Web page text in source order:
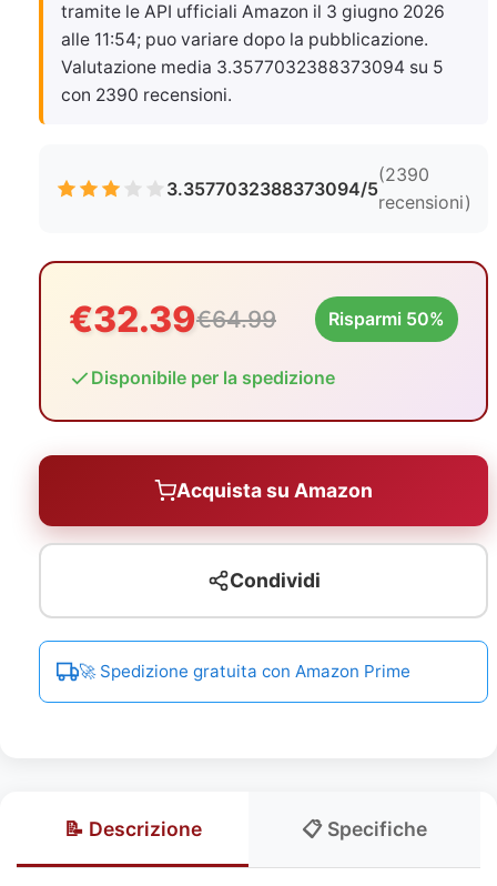
tramite le API ufficiali Amazon il 3 giugno 2026
alle 11:54; puo variare dopo la pubblicazione.
Valutazione media 3.3577032388373094 su 5
con 2390 recensioni.
3.3577032388373094/5
(2390
recensioni)
€32.39€64.99 Risparmi 50%
Disponibile per la spedizione
Acquista su Amazon
Condividi
🚀 Spedizione gratuita con Amazon Prime
📝 Descrizione 📋 Specifiche